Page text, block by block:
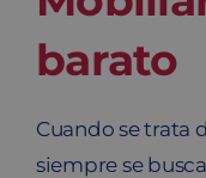
barato
Cuando se trata
siempre se